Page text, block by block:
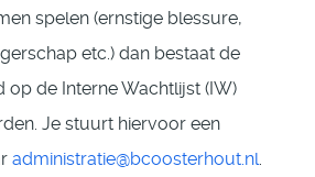
spelen (ernstige blessure,
etc.) dan bestaat de
op de Interne Wachtlijst (IW)
Je stuurt hiervoor een
administratie@bcoosterhout.nl.